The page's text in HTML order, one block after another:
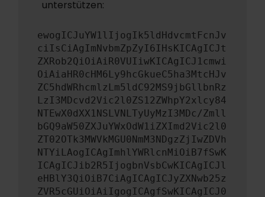
unterstützen:
ewogICJuYW1lIjogIk5ldHdvcmtFcnJv
ciIsCiAgImNvbmZpZyI6IHsKICAgICJt
ZXRob2QiOiAiR0VUIiwKICAgICJ1cmwi
OiAiaHR0cHM6Ly9hcGkueC5ha3MtcHJv
ZC5hdWRhcmlzLm5ldC92MS9jbGllbnRz
LzI3MDcvd2Vic2l0ZS12ZWhpY2xlcy84
NTEwX0dXX1NSLVNLTyUyMzI3MDc/Zmll
bGQ9aW50ZXJuYWxOdW1iZXImd2Vic2l0
ZT02OTk3MWVkMGU0NmM3NDgzZjIwZDVh
NTYiLAogICAgImhlYWRlcnMiOiB7fSwK
ICAgICJib2R5IjogbnVsbCwKICAgICJl
eHBlY3QiOiB7CiAgICAgICJyZXNwb25z
ZVR5cGUiOiAiIgogICAgfSwKICAgICJ0